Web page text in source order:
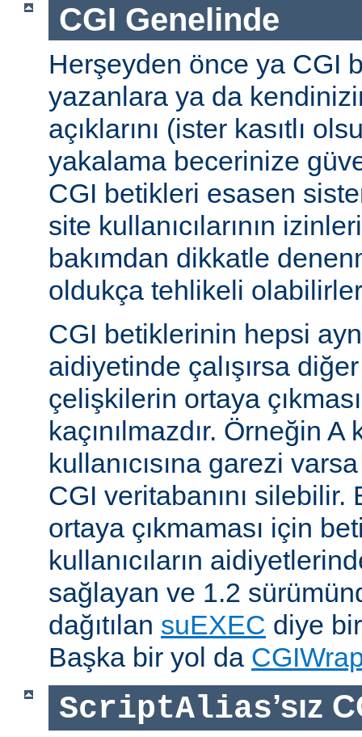
CGI Genelinde
Herşeyden önce ya CGI
yazanlara ya da
açıklarını (ister kasıtlı
yakalama becerinize
CGI betikleri esasen
site kullanıcılarının
bakımdan dikkatle
oldukça tehlikeli
CGI betiklerinin hepsi
aidiyetinde çalışırsa
çelişkilerin ortaya
kaçınılmazdır. Örneğin A
kullanıcısına garezi
CGI veritabanını silebilir.
ortaya çıkmaması için
kullanıcıların
sağlayan ve 1.2
dağıtılan suEXEC diye
Başka bir yol da
ScriptAlias’sız